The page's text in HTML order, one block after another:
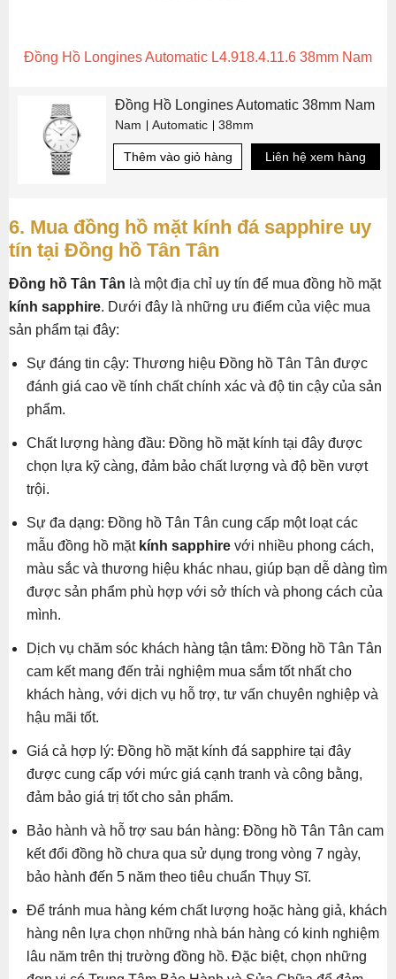
Đồng Hồ Longines Automatic L4.918.4.11.6 38mm Nam
Đồng Hồ Longines Automatic 38mm Nam
Nam Automatic 38mm
Thêm vào giỏ hàng Liên hệ xem hàng
6. Mua đồng hồ mặt kính đá sapphire uy
tín tại Đồng hồ Tân Tân
Đồng hồ Tân Tân là một địa chỉ uy tín để mua đồng hồ mặt
kính sapphire. Dưới đây là những ưu điểm của việc mua
sản phẩm tại đây:
Sự đáng tin cậy: Thương hiệu Đồng hồ Tân Tân được
đánh giá cao về tính chất chính xác và độ tin cậy của sản
phẩm.
Chất lượng hàng đầu: Đồng hồ mặt kính tại đây được
chọn lựa kỹ càng, đảm bảo chất lượng và độ bền vượt
trội.
Sự đa dạng: Đồng hồ Tân Tân cung cấp một loạt các
mẫu đồng hồ mặt kính sapphire với nhiều phong cách,
màu sắc và thương hiệu khác nhau, giúp bạn dễ dàng tìm
được sản phẩm phù hợp với sở thích và phong cách của
mình.
Dịch vụ chăm sóc khách hàng tận tâm: Đồng hồ Tân Tân
cam kết mang đến trải nghiệm mua sắm tốt nhất cho
khách hàng, với dịch vụ hỗ trợ, tư vấn chuyên nghiệp và
hậu mãi tốt.
Giá cả hợp lý: Đồng hồ mặt kính đá sapphire tại đây
được cung cấp với mức giá cạnh tranh và công bằng,
đảm bảo giá trị tốt cho sản phẩm.
Bảo hành và hỗ trợ sau bán hàng: Đồng hồ Tân Tân cam
kết đổi đồng hồ chưa qua sử dụng trong vòng 7 ngày,
bảo hành đến 5 năm theo tiêu chuẩn Thụy Sĩ.
Để tránh mua hàng kém chất lượng hoặc hàng giả, khách
hàng nên lựa chọn những nhà bán hàng có kinh nghiệm
lâu năm trên thị trường đồng hồ. Đặc biệt, chọn những